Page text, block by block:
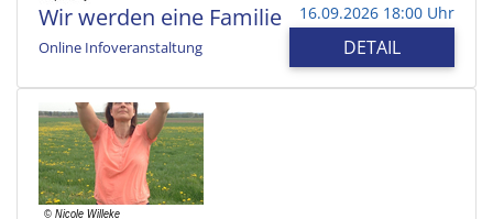
Wir werden eine Familie
Online Infoveranstaltung
16.09.2026 18:00 Uhr
DETAIL